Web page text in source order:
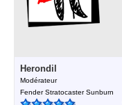
Herondil
Modérateur
Fender Stratocaster Sunburn